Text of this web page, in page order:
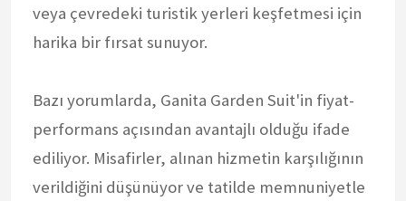
veya çevredeki turistik yerleri keşfetmesi için
harika bir fırsat sunuyor.
Bazı yorumlarda, Ganita Garden Suit'in fiyat-
performans açısından avantajlı olduğu ifade
ediliyor. Misafirler, alınan hizmetin karşılığının
verildiğini düşünüyor ve tatilde memnuniyetle